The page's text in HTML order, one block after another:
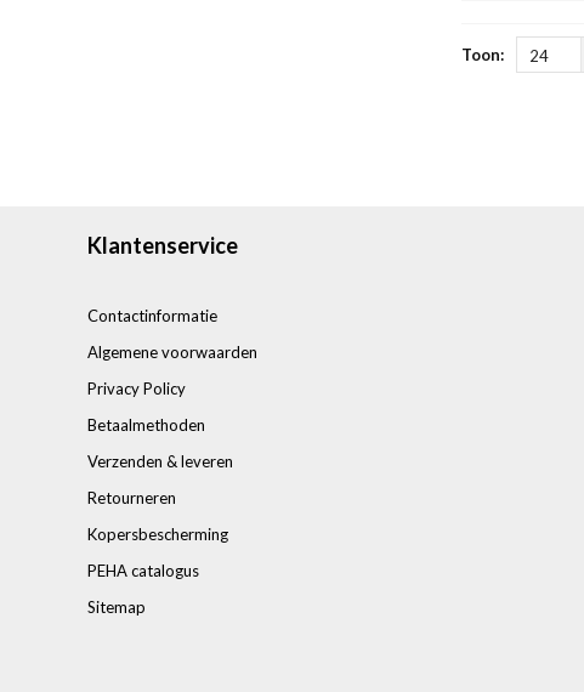
Toon: 24
Klantenservice
Contactinformatie
Algemene voorwaarden
Privacy Policy
Betaalmethoden
Verzenden & leveren
Retourneren
Kopersbescherming
PEHA catalogus
Sitemap